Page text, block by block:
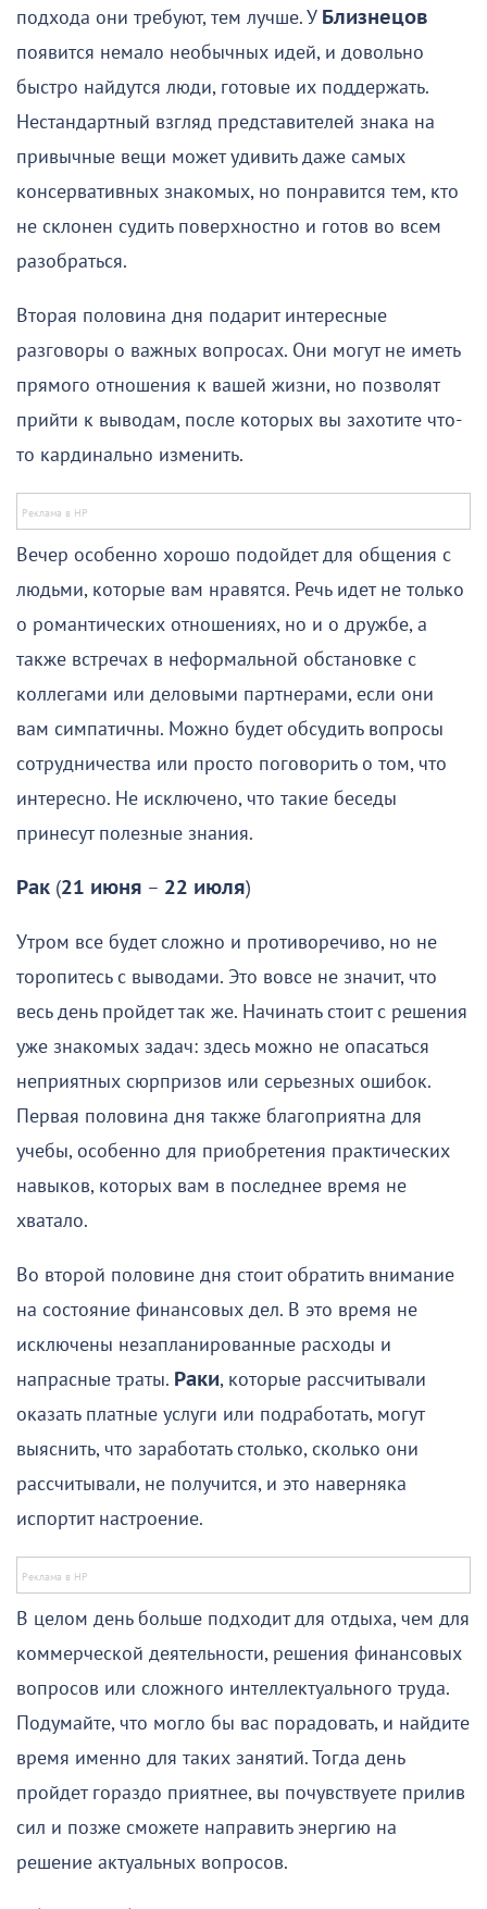
подхода они требуют, тем лучше. У Близнецов
появится немало необычных идей, и довольно
быстро найдутся люди, готовые их поддержать.
Нестандартный взгляд представителей знака на
привычные вещи может удивить даже самых
консервативных знакомых, но понравится тем, кто
не склонен судить поверхностно и готов во всем
разобраться.
Вторая половина дня подарит интересные
разговоры о важных вопросах. Они могут не иметь
прямого отношения к вашей жизни, но позволят
прийти к выводам, после которых вы захотите что-
то кардинально изменить.
Вечер особенно хорошо подойдет для общения с
людьми, которые вам нравятся. Речь идет не только
о романтических отношениях, но и о дружбе, а
также встречах в неформальной обстановке с
коллегами или деловыми партнерами, если они
вам симпатичны. Можно будет обсудить вопросы
сотрудничества или просто поговорить о том, что
интересно. Не исключено, что такие беседы
принесут полезные знания.
Рак (21 июня – 22 июля)
Утром все будет сложно и противоречиво, но не
торопитесь с выводами. Это вовсе не значит, что
весь день пройдет так же. Начинать стоит с решения
уже знакомых задач: здесь можно не опасаться
неприятных сюрпризов или серьезных ошибок.
Первая половина дня также благоприятна для
учебы, особенно для приобретения практических
навыков, которых вам в последнее время не
хватало.
Во второй половине дня стоит обратить внимание
на состояние финансовых дел. В это время не
исключены незапланированные расходы и
напрасные траты. Раки, которые рассчитывали
оказать платные услуги или подработать, могут
выяснить, что заработать столько, сколько они
рассчитывали, не получится, и это наверняка
испортит настроение.
В целом день больше подходит для отдыха, чем для
коммерческой деятельности, решения финансовых
вопросов или сложного интеллектуального труда.
Подумайте, что могло бы вас порадовать, и найдите
время именно для таких занятий. Тогда день
пройдет гораздо приятнее, вы почувствуете прилив
сил и позже сможете направить энергию на
решение актуальных вопросов.